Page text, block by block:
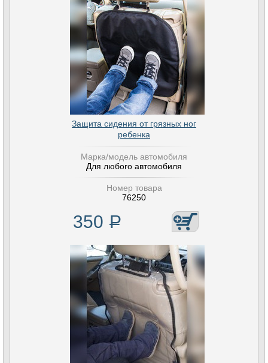
Защита сидения от грязных ног
ребенка
Марка/модель автомобиля
Для любого автомобиля
Номер товара
76250
350 Р